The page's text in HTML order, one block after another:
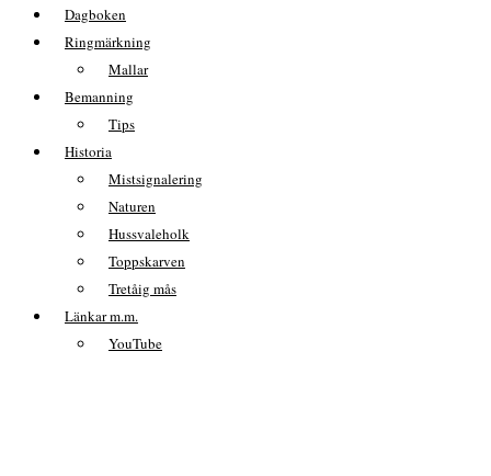
Dagboken
Ringmärkning
Mallar
Bemanning
Tips
Historia
Mistsignalering
Naturen
Hussvaleholk
Toppskarven
Tretåig mås
Länkar m.m.
YouTube